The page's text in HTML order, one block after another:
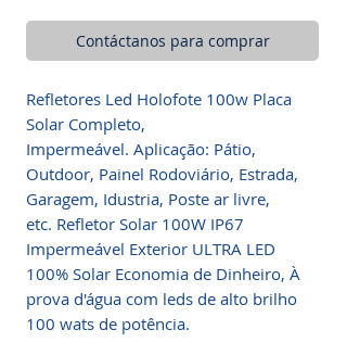
Contáctanos para comprar
Refletores Led Holofote 100w Placa
Solar Completo,
Impermeável. Aplicação: Pátio,
Outdoor, Painel Rodoviário, Estrada,
Garagem, Idustria, Poste ar livre,
etc. Refletor Solar 100W IP67
Impermeável Exterior ULTRA LED
100% Solar Economia de Dinheiro, À
prova d'água com leds de alto brilho
100 wats de potência.